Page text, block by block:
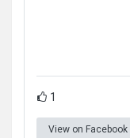
1
View on Facebook